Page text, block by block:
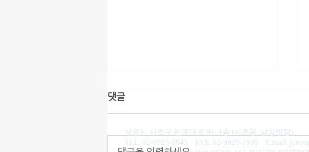
댓글
서울시 서초구 반포대로 94, 4층 (서초동, 남양빌딩)
TEL. 02-6925-0945 FAX. 02-6925-1939 E.mail.